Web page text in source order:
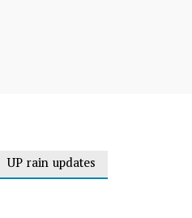
UP rain updates